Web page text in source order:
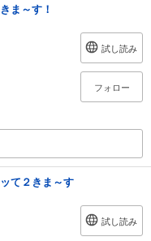
ま～す！
試し読み
フォロー
て２きま～す
試し読み